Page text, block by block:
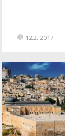
12.2. 2017